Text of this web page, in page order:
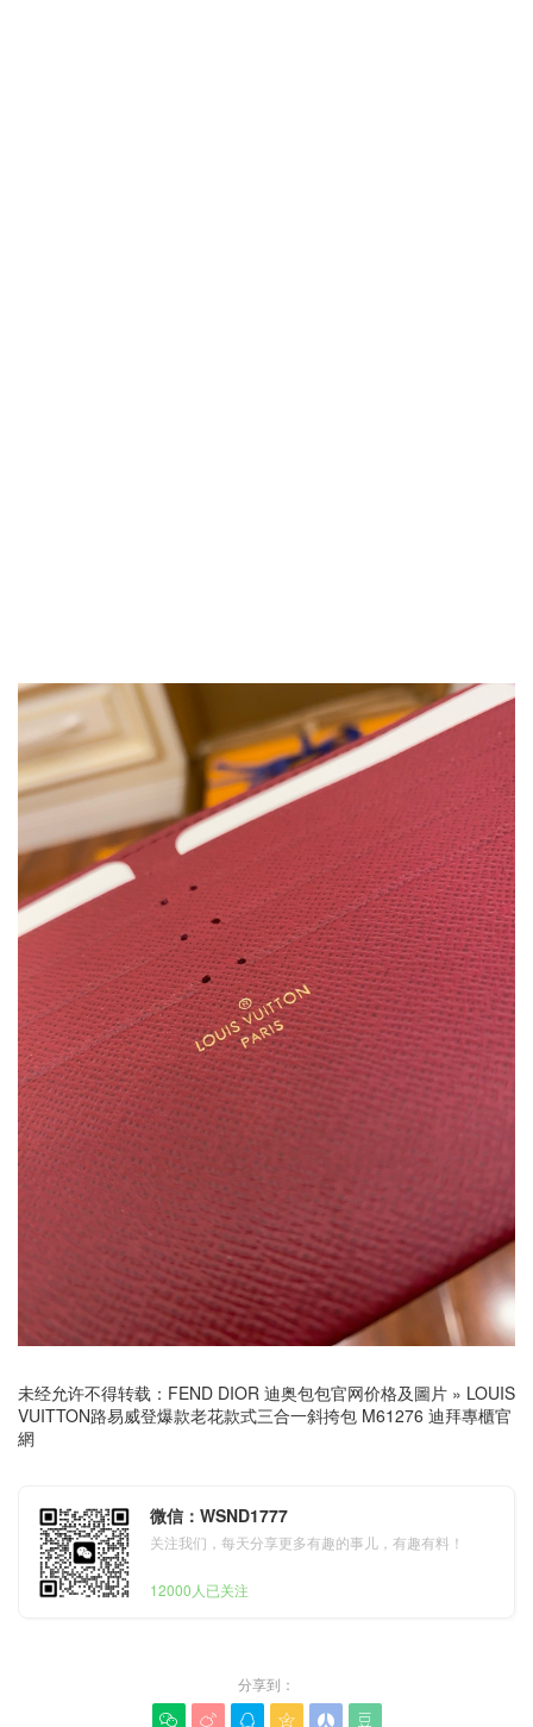
未经允许不得转载： FEND DIOR 迪奥包包官网价格及圖片 » LOUIS
VUITTON路易威登爆款老花款式三合一斜挎包 M61276 迪拜專櫃官
網
微信：WSND1777
关注我们，每天分享更多有趣的事儿，有趣有料！
12000人已关注
分享到：
     